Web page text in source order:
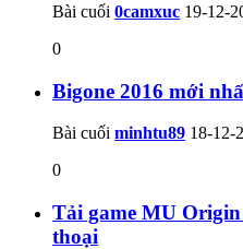
Bài cuối 0camxuc 19-12-
0
Bigone 2016 mới
Bài cuối minhtu89 18-12-
0
Tải game MU
thoại